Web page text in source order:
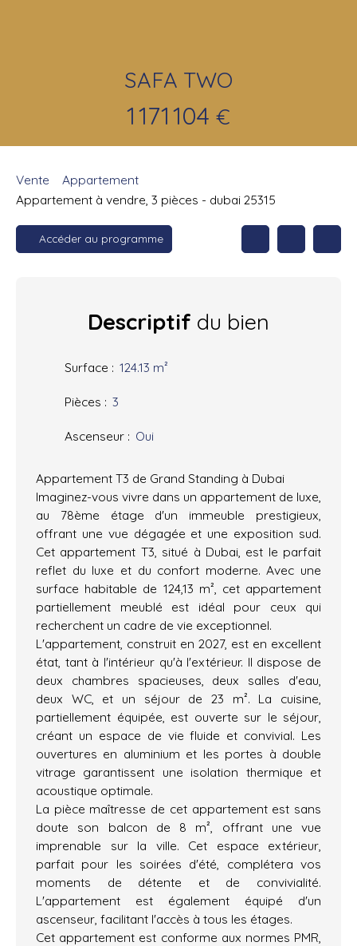
SAFA TWO
1 171 104 €
Vente
Appartement
Appartement à vendre, 3 pièces - dubai 25315
Accéder au programme
Descriptif du bien
Surface : 124.13 m²
Pièces : 3
Ascenseur : Oui
Appartement T3 de Grand Standing à Dubai
Imaginez-vous vivre dans un appartement de luxe,
au 78ème étage d'un immeuble prestigieux,
offrant une vue dégagée et une exposition sud.
Cet appartement T3, situé à Dubai, est le parfait
reflet du luxe et du confort moderne. Avec une
surface habitable de 124,13 m², cet appartement
partiellement meublé est idéal pour ceux qui
recherchent un cadre de vie exceptionnel.
L'appartement, construit en 2027, est en excellent
état, tant à l'intérieur qu'à l'extérieur. Il dispose de
deux chambres spacieuses, deux salles d'eau,
deux WC, et un séjour de 23 m². La cuisine,
partiellement équipée, est ouverte sur le séjour,
créant un espace de vie fluide et convivial. Les
ouvertures en aluminium et les portes à double
vitrage garantissent une isolation thermique et
acoustique optimale.
La pièce maîtresse de cet appartement est sans
doute son balcon de 8 m², offrant une vue
imprenable sur la ville. Cet espace extérieur,
parfait pour les soirées d'été, complétera vos
moments de détente et de convivialité.
L'appartement est également équipé d'un
ascenseur, facilitant l'accès à tous les étages.
Cet appartement est conforme aux normes PMR,